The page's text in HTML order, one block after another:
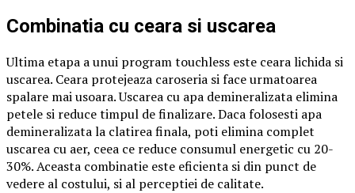
Combinatia cu ceara si uscarea
Ultima etapa a unui program touchless este ceara lichida si
uscarea. Ceara protejeaza caroseria si face urmatoarea
spalare mai usoara. Uscarea cu apa demineralizata elimina
petele si reduce timpul de finalizare. Daca folosesti apa
demineralizata la clatirea finala, poti elimina complet
uscarea cu aer, ceea ce reduce consumul energetic cu 20-
30%. Aceasta combinatie este eficienta si din punct de
vedere al costului, si al perceptiei de calitate.